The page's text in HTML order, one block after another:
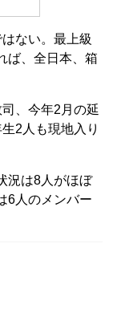
ない。最上級
ば、全日本、箱
、今年2月の延
2人も現地入り
況は8人がほぼ
6人のメンバー